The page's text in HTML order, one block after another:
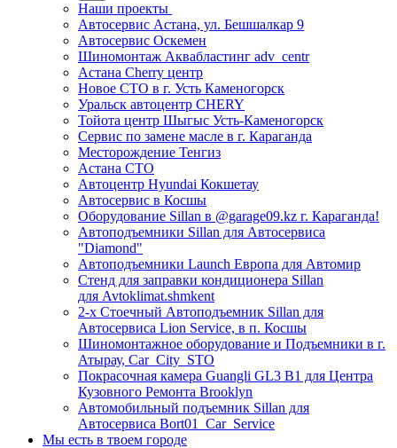
Наши проекты
Автосервис Астана, ул. Бешшалкар 9
Автосервис Оскемен
Шиномонтаж Аквабластинг adv_centr
Астана Cherry центр
Новое СТО в г. Усть Каменогорск
Уральск автоцентр CHERY
Тойота центр Шыгыс Усть-Каменогорск
Сервис по замене масле в г. Караганда
Месторождение Тенгиз
Астана СТО
Автоцентр Hyundai Кокшетау
Автосервис в Косшы
Оборудование Sillan в @garage09.kz г. Караганда!
Автоподъемники Sillan для Автосервиса
"Diamond"
Автоподъемники Launch Европа для Автомир
Стенд для заправки кондиционера Sillan
для Avtoklimat.shmkent
2-х Стоечный Автоподъемник Sillan для
Автосервиса Lion Service, в п. Косшы
Шиномонтажное оборудование и Подъемники в г.
Атырау, Car_City_STO
Покрасочная камера Guangli GL3 B1 для Центра
Кузовного Ремонта Brooklyn
Автомобильный подъемник Sillan для
Автосервиса Bort01_Car_Service
Мы есть в твоем городе